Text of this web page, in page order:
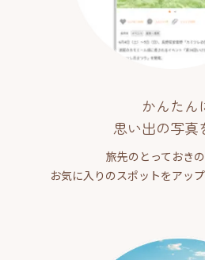
かんたん
思い出の写真
旅先のとっておきの
お気に入りのスポットをアッ